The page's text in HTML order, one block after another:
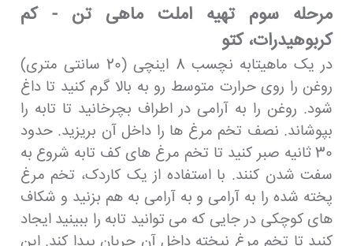
مرحله سوم تهیه املت ماهی تن - کم
کربوهیدرات، کتو
در یک ماهیتابه نچسب 8 اینچی (20 سانتی متری)
روغن را روی حرارت متوسط ​​رو به بالا گرم کنید تا داغ
شود. روغن را به آرامی در اطراف بچرخانید تا تابه را
بپوشاند. نصف تخم مرغ ها را داخل آن بریزید. حدود
30 ثانیه صبر کنید تا تخم مرغ های کف تابه شروع به
سفت شدن کنند. با استفاده از یک کاردک، تخم مرغ
پخته شده را به آرامی و به آرامی به هم بزنید و شکاف
های کوچکی در جایی که می توانید تابه را ببینید ایجاد